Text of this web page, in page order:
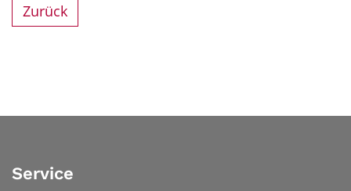
Zurück
Service